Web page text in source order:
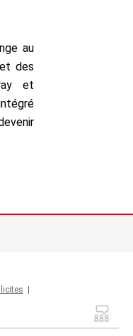
au
des
et